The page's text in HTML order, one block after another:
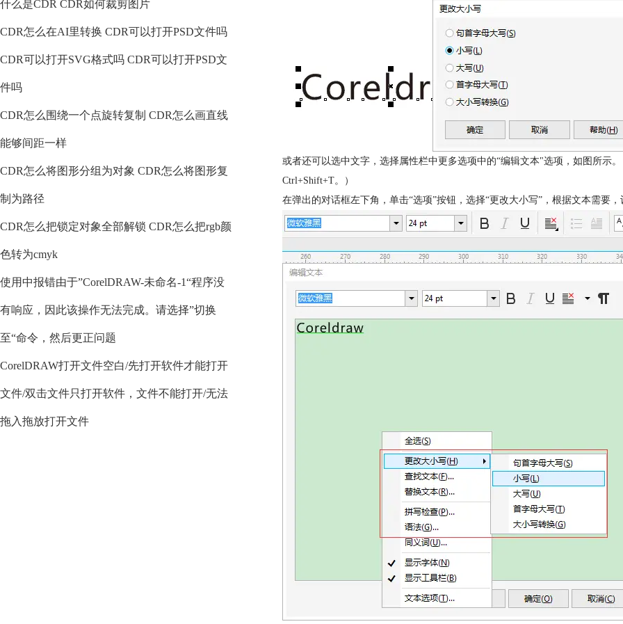
什么是CDR CDR如何裁剪图片
CDR怎么在AI里转换 CDR可以打开PSD文件吗
CDR可以打开SVG格式吗 CDR可以打开PSD文
件吗
CDR怎么围绕一个点旋转复制 CDR怎么画直线
能够间距一样
CDR怎么将图形分组为对象 CDR怎么将图形复
制为路径
CDR怎么把锁定对象全部解锁 CDR怎么把rgb颜
色转为cmyk
使用中报错由于”CorelDRAW-未命名-1“程序没
有响应，因此该操作无法完成。请选择”切换
至“命令，然后更正问题
CorelDRAW打开文件空白/先打开软件才能打开
文件/双击文件只打开软件，文件不能打开/无法
拖入拖放打开文件
或者还可以选中文字，选择属性栏中更多选项中的“编辑文本"选项，如图所示
Ctrl+Shift+T。）
在弹出的对话框左下角，单击“选项”按钮，选择“更改大小写”，根据文本需要